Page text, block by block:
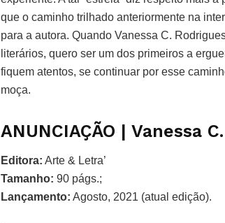
que o caminho trilhado anteriormente na
para a autora. Quando Vanessa C.
literários, quero ser um dos primeiros a
fiquem atentos, se continuar por esse
moça.
ANUNCIAÇÃO | Vanessa
Editora: Arte & Letra’
Tamanho: 90 págs.;
Lançamento: Agosto, 2021 (atual edição).